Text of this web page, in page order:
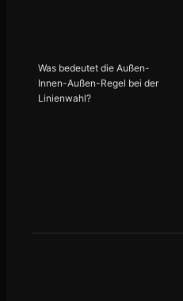
Was bedeutet die Außen-
Innen-Außen-Regel bei der
Linienwahl?